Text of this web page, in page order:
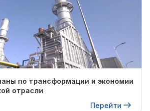
по трансформации и экономии
отрасли
Перейти